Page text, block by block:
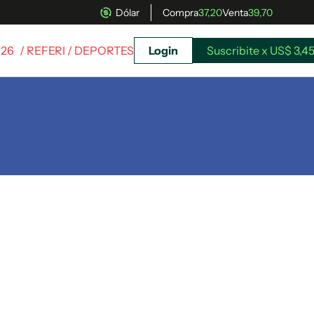
Dólar Compra37,20Venta39,70
/ REFERI / DEPORTES Login Suscribite x US$ 3,45